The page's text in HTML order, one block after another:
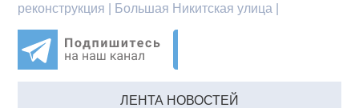
реконструкция | Большая Никитская улица |
ЛЕНТА НОВОСТЕЙ